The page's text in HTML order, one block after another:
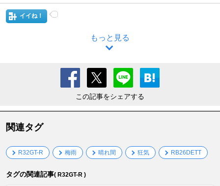
イイね！
もっと見る
この記事をシェアする
関連タグ
R32GT-R 梅雨 晴れ間 狂気 RB26DETT
タグの関連記事( R32GT-R )